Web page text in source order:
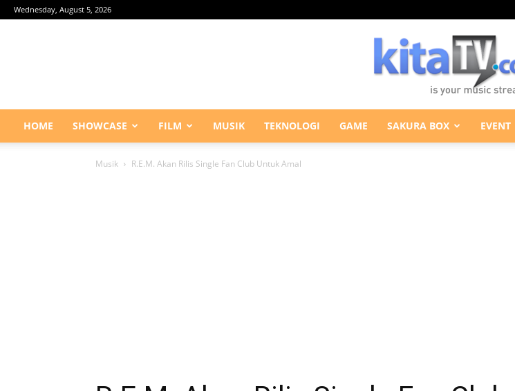
Wednesday, August 5, 2026
KitaTV.com
HOME SHOWCASE FILM MUSIK TEKNOLOGI GAME SAKURA BOX EVENT
Musik R.E.M. Akan Rilis Single Fan Club Untuk Amal